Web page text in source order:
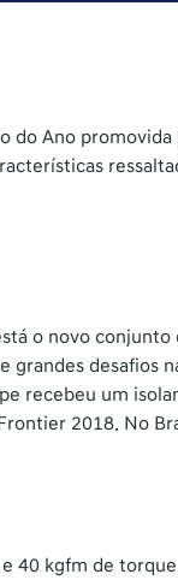
do Ano
o novo conjunto
grandes desafios
recebeu um
2018. No
40 kgfm de